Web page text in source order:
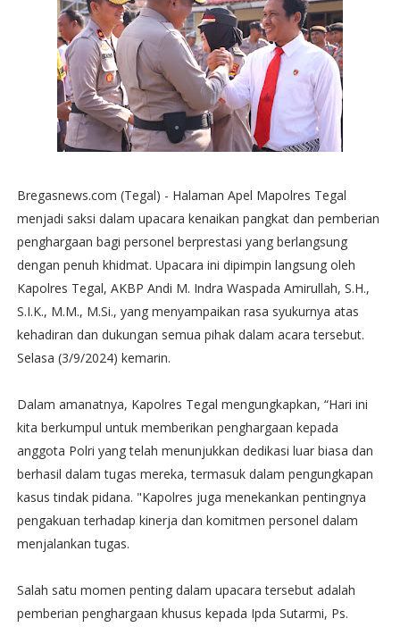
Bregasnews.com (Tegal) - Halaman Apel Mapolres Tegal
menjadi saksi dalam upacara kenaikan pangkat dan pemberian
penghargaan bagi personel berprestasi yang berlangsung
dengan penuh khidmat. Upacara ini dipimpin langsung oleh
Kapolres Tegal, AKBP Andi M. Indra Waspada Amirullah, S.H.,
S.I.K., M.M., M.Si., yang menyampaikan rasa syukurnya atas
kehadiran dan dukungan semua pihak dalam acara tersebut.
Selasa (3/9/2024) kemarin.
Dalam amanatnya, Kapolres Tegal mengungkapkan, “Hari ini
kita berkumpul untuk memberikan penghargaan kepada
anggota Polri yang telah menunjukkan dedikasi luar biasa dan
berhasil dalam tugas mereka, termasuk dalam pengungkapan
kasus tindak pidana. "Kapolres juga menekankan pentingnya
pengakuan terhadap kinerja dan komitmen personel dalam
menjalankan tugas.
Salah satu momen penting dalam upacara tersebut adalah
pemberian penghargaan khusus kepada Ipda Sutarmi, Ps.